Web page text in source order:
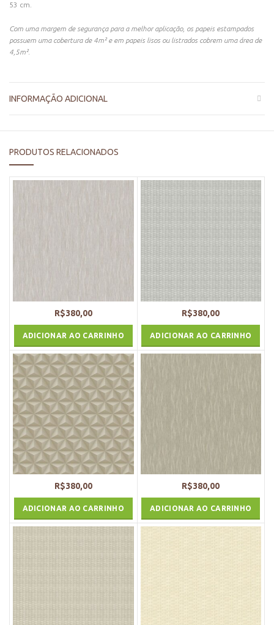
53 cm.
Com uma margem de segurança para a melhor aplicação, os papeis estampados
possuem uma cobertura de 4m² e em papeis lisos ou listrados cobrem uma área de
4,5m².
INFORMAÇÃO ADICIONAL
PRODUTOS RELACIONADOS
R$380,00
ADICIONAR AO CARRINHO
R$380,00
ADICIONAR AO CARRINHO
R$380,00
ADICIONAR AO CARRINHO
R$380,00
ADICIONAR AO CARRINHO